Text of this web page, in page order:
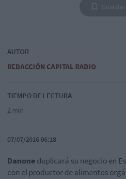
AUTOR
REDACCIÓN CAPITAL RADIO
TIEMPO DE LECTURA
2 min
07/07/2016 06:18
Danone duplicará su negocio en
con el productor de alimentos